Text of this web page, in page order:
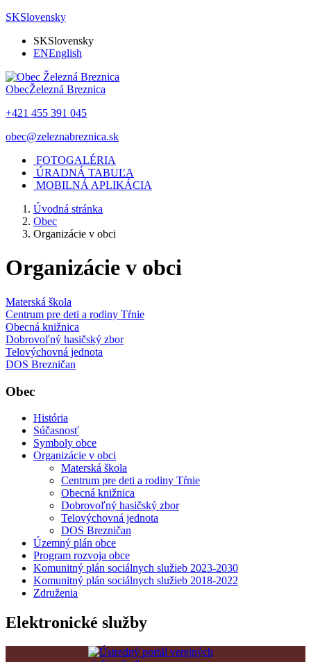
SKSlovensky
SKSlovensky
ENEnglish
ObecŽelezná Breznica
+421 455 391 045
obec@zeleznabreznica.sk
FOTOGALÉRIA
ÚRADNÁ TABUĽA
MOBILNÁ APLIKÁCIA
Úvodná stránka
Obec
Organizácie v obci
Organizácie v obci
Materská škola
Centrum pre deti a rodiny Tŕnie
Obecná knižnica
Dobrovoľný hasičský zbor
Telovýchovná jednota
DOS Brezničan
Obec
História
Súčasnosť
Symboly obce
Organizácie v obci
Materská škola
Centrum pre deti a rodiny Tŕnie
Obecná knižnica
Dobrovoľný hasičský zbor
Telovýchovná jednota
DOS Brezničan
Územný plán obce
Program rozvoja obce
Komunitný plán sociálnych služieb 2023-2030
Komunitný plán sociálnych služieb 2018-2022
Združenia
Elektronické služby